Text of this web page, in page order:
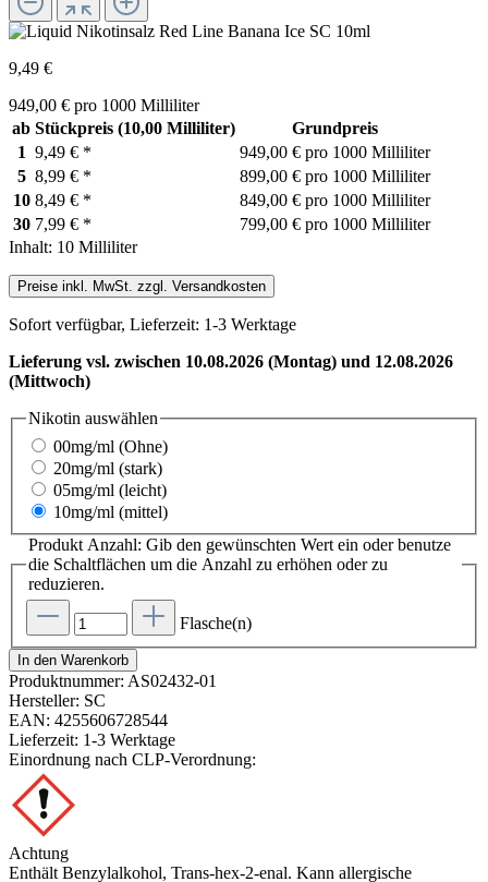
9,49 €
949,00 € pro 1000 Milliliter
ab Stückpreis (10,00 Milliliter)
Grundpreis
1 9,49 € *
949,00 € pro 1000 Milliliter
5 8,99 € *
899,00 € pro 1000 Milliliter
10 8,49 € *
849,00 € pro 1000 Milliliter
30 7,99 € *
799,00 € pro 1000 Milliliter
Inhalt: 10 Milliliter
Preise inkl. MwSt. zzgl. Versandkosten
Sofort verfügbar, Lieferzeit: 1-3 Werktage
Lieferung vsl. zwischen 10.08.2026 (Montag) und 12.08.2026
(Mittwoch)
Nikotin auswählen
00mg/ml (Ohne)
20mg/ml (stark)
05mg/ml (leicht)
10mg/ml (mittel)
Produkt Anzahl: Gib den gewünschten Wert ein oder benutze
die Schaltflächen um die Anzahl zu erhöhen oder zu
reduzieren.
Flasche(n)
In den Warenkorb
Produktnummer: AS02432-01
Hersteller: SC
EAN: 4255606728544
Lieferzeit: 1-3 Werktage
Einordnung nach CLP-Verordnung:
Achtung
Enthält Benzylalkohol, Trans-hex-2-enal. Kann allergische